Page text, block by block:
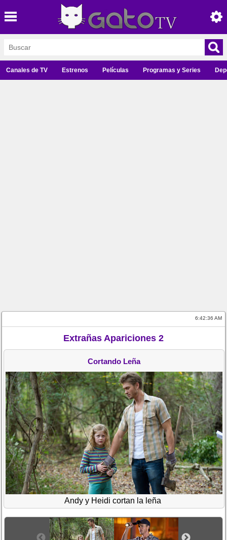
Canales de TV Estrenos Películas Programas y Series
6:42:36 AM
Extrañas Apariciones 2
Cortando Leña
Andy y Heidi cortan la leña